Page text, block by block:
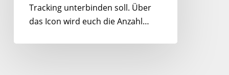
Tracking unterbinden soll. Über
das Icon wird euch die Anzahl…